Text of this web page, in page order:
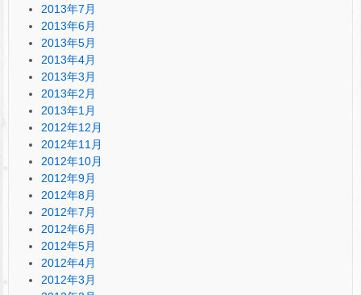
2013年7月
2013年6月
2013年5月
2013年4月
2013年3月
2013年2月
2013年1月
2012年12月
2012年11月
2012年10月
2012年9月
2012年8月
2012年7月
2012年6月
2012年5月
2012年4月
2012年3月